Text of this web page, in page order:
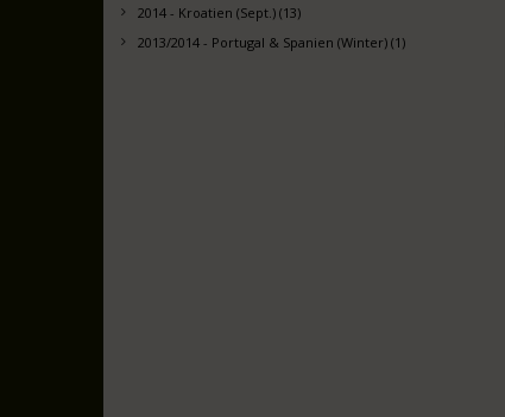
2014 - Kroatien (Sept.) (13)
2013/2014 - Portugal & Spanien (Winter) (1)